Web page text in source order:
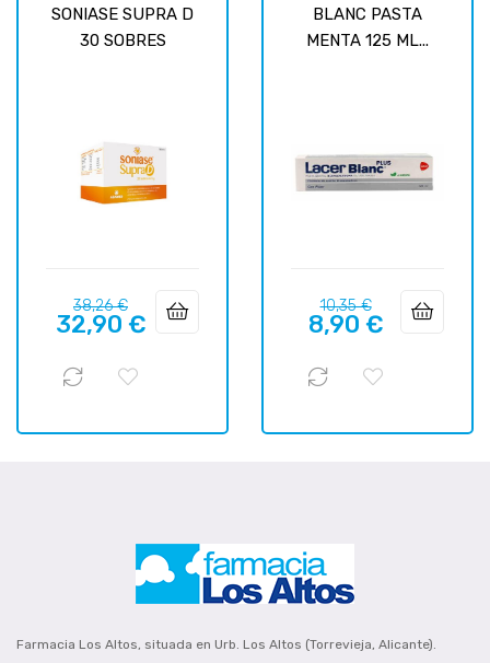
SONIASE SUPRA D
30 SOBRES
Precio
regular
38,26 €Precio
32,90 €
BLANC PASTA
MENTA 125 ML...
Precio
regular
10,35 €Precio
8,90 €
Farmacia Los Altos, situada en Urb. Los Altos (Torrevieja, Alicante).